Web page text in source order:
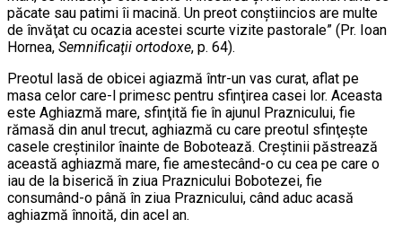
păcate sau patimi îi macină. Un preot conştiincios are multe
de învăţat cu ocazia acestei scurte vizite pastorale” (Pr. Ioan
Hornea, Semnificaţii ortodoxe, p. 64).
Preotul lasă de obicei agiazmă într-un vas curat, aflat pe
masa celor care-l primesc pentru sfinţirea casei lor. Aceasta
este Aghiazmă mare, sfinţită fie în ajunul Praznicului, fie
rămasă din anul trecut, aghiazmă cu care preotul sfinţeşte
casele creştinilor înainte de Bobotează. Creştinii păstrează
această aghiazmă mare, fie amestecând-o cu cea pe care o
iau de la biserică în ziua Praznicului Bobotezei, fie
consumând-o până în ziua Praznicului, când aduc acasă
aghiazmă înnoită, din acel an.